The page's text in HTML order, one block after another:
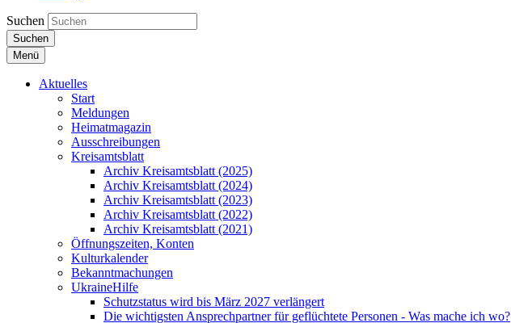
Suchen
Suchen
Menü
Aktuelles
Start
Meldungen
Heimatmagazin
Ausschreibungen
Kreisamtsblatt
Archiv Kreisamtsblatt (2025)
Archiv Kreisamtsblatt (2024)
Archiv Kreisamtsblatt (2023)
Archiv Kreisamtsblatt (2022)
Archiv Kreisamtsblatt (2021)
Öffnungszeiten, Konten
Kulturkalender
Bekanntmachungen
UkraineHilfe
Schutzstatus wird bis März 2027 verlängert
Die wichtigsten Ansprechpartner für geflüchtete Personen - Was mache ich wo?